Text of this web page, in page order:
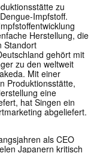
zu
Impfstoff.
Herstellung, die
Standort
gehört mit
zu den weltweit
Mit einer
Produktionsstätte,
eine
hat Singen ein
abgeliefert.
als CEO
Japanern kritisch